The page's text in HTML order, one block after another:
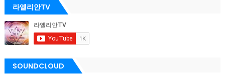
라엘리안TV
SOUNDCLOUD